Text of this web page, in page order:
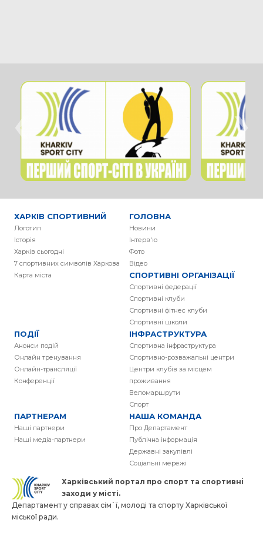
‹ ›
ХАРКІВ СПОРТИВНИЙ
Логотип
Історія
Харків сьогодні
7 спортивних символів Харкова
Карта міста
ГОЛОВНА
Новини
Інтерв'ю
Фото
Вiдео
СПОРТИВНІ ОРГАНІЗАЦІЇ
Спортивні федерації
Спортивні клуби
Спортивні фітнес клуби
Спортивні школи
ПОДІЇ
Анонси подій
Онлайн тренування
Онлайн-трансляції
Конференції
ІНФРАСТРУКТУРА
Спортивна інфраструктура
Спортивно-розважальні центри
Центри клубів за місцем
проживання
Веломаршрути
Спорт
ПАРТНЕРАМ
Наші партнери
Наші медіа-партнери
НАША КОМАНДА
Про Департамент
Публічна інформація
Державні закупівлі
Соціальні мережі
Харківський портал про спорт та спортивнi
заходи у місті.
Департамент у справах сім`ї, молоді та спорту Харківської
міської ради.